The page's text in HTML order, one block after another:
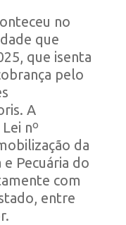
no
que
que isenta
pelo
A
nº
da
Pecuária do
com
entre